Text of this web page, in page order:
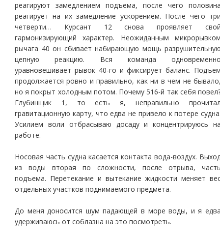
реагируют замедлением подъема, после чего
реагирует на их замедление ускорением. После чего
четверти… Курсант 12 снова проявляет
гармонизирующий характер. Неожиданным
рычага 40 он сбивает набирающую мощь
цепную реакцию. Вся команда
уравновешивает рывок 40-го и фиксирует баланс.
продолжается ровно и правильно, как ни в чем не
но я покрыт холодным потом. Почему 516-й так себя
Глубинщик 1, то есть я, неправильно
гравитационную карту, что едва не привело к потере
Усилием воли отбрасываю досаду и концентрируюсь
работе.
Носовая часть судна касается контакта вода-воздух.
из воды вторая по сложности, после отрыва,
подъема. Перетекание и вытекание жидкости меняет
отдельных участков поднимаемого предмета.
До меня доносится шум падающей в море воды, и я
удерживаюсь от соблазна на это посмотреть.